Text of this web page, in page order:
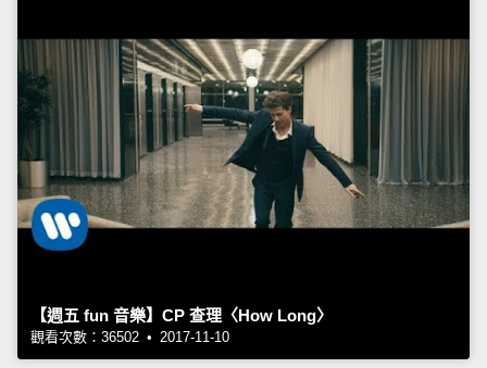
【週五 fun 音樂】CP 查理〈How Long〉
觀看次數：36502 • 2017-11-10